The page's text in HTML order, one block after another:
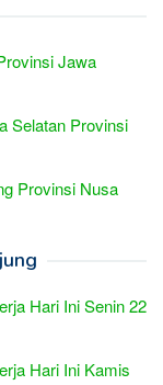
Jawa
Selatan Provinsi
Provinsi Nusa
Hari Ini Senin 22
Hari Ini Kamis